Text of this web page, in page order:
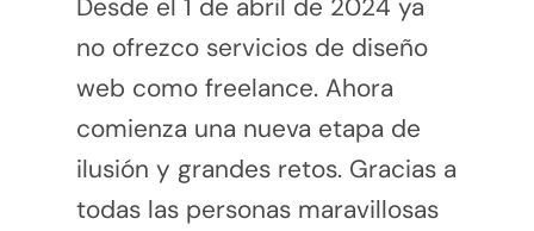
no ofrezco servicios de diseño
web como freelance. Ahora
comienza una nueva etapa de
ilusión y grandes retos. Gracias a
todas las personas maravillosas